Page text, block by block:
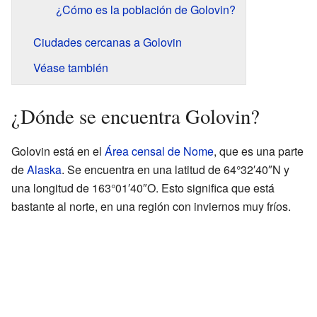
¿Cómo es la población de Golovin?
Ciudades cercanas a Golovin
Véase también
¿Dónde se encuentra Golovin?
Golovin está en el Área censal de Nome, que es una parte
deAlaska. Se encuentra en una latitud de 64°32′40″N y
una longitud de 163°01′40″O. Esto significa que está
bastante al norte, en una región con inviernos muy fríos.